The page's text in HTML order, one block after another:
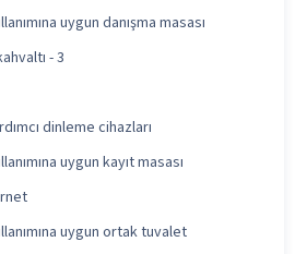
uygun danışma masası
- 3
dinleme cihazları
uygun kayıt masası
uygun ortak tuvalet